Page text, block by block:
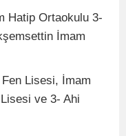
Hatip Ortaokulu 3-
İmam
Lisesi, İmam
ve 3- Ahi